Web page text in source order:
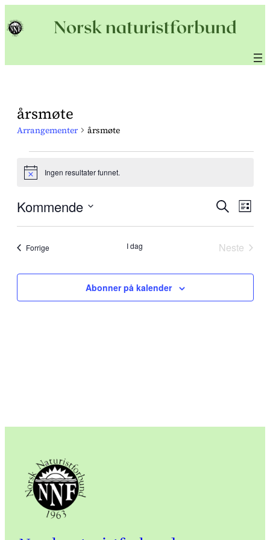
årsmøte
Arrangementer årsmøte
Arrangementer
Notice Ingen resultater funnet.
and
Søk Liste
Kommende
Velg
ForrigeArrangementer I dag
Neste
Abonner på kalender